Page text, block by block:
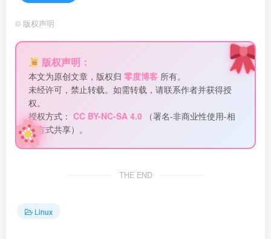
© 版权声明
版权声明：
本文为原创文章，版权归 零度博客 所有。
未经许可，禁止转载。如需转载，请联系作者并获得授
权。
授权方式： CC BY-NC-SA 4.0
（署名-非商业性使用-相
同方式共享）。
THE END
Linux